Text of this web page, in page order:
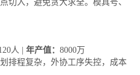
切入，避免贪大求全。模具号、
人 | 年产值： 8000万
排程复杂，外协工序失控，成本